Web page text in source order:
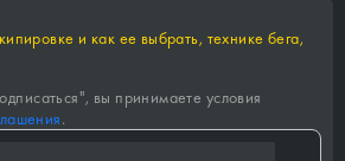
и как ее выбрать, технике бега,
", вы принимаете условия
.